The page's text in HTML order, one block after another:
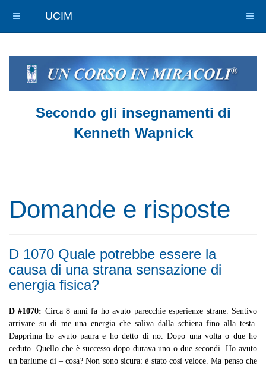
UCIM
Secondo gli insegnamenti di
Kenneth Wapnick
Domande e risposte
D 1070 Quale potrebbe essere la
causa di una strana sensazione di
energia fisica?
D #1070: Circa 8 anni fa ho avuto parecchie esperienze strane. Sentivo
arrivare su di me una energia che saliva dalla schiena fino alla testa.
Dapprima ho avuto paura e ho detto di no. Dopo una volta o due ho
ceduto. Quello che è successo dopo durava uno o due secondi. Ho avuto
un barlume di – cosa? Non sono sicura: è stato così veloce. Ma penso che